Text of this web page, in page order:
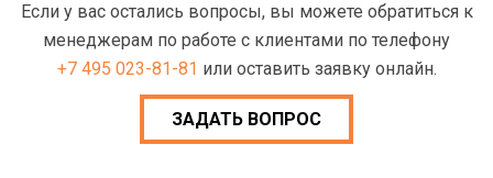
Если у вас остались вопросы, вы можете обратиться к
менеджерам по работе с клиентами по телефону
+7 495 023-81-81 или оставить заявку онлайн.
ЗАДАТЬ ВОПРОС